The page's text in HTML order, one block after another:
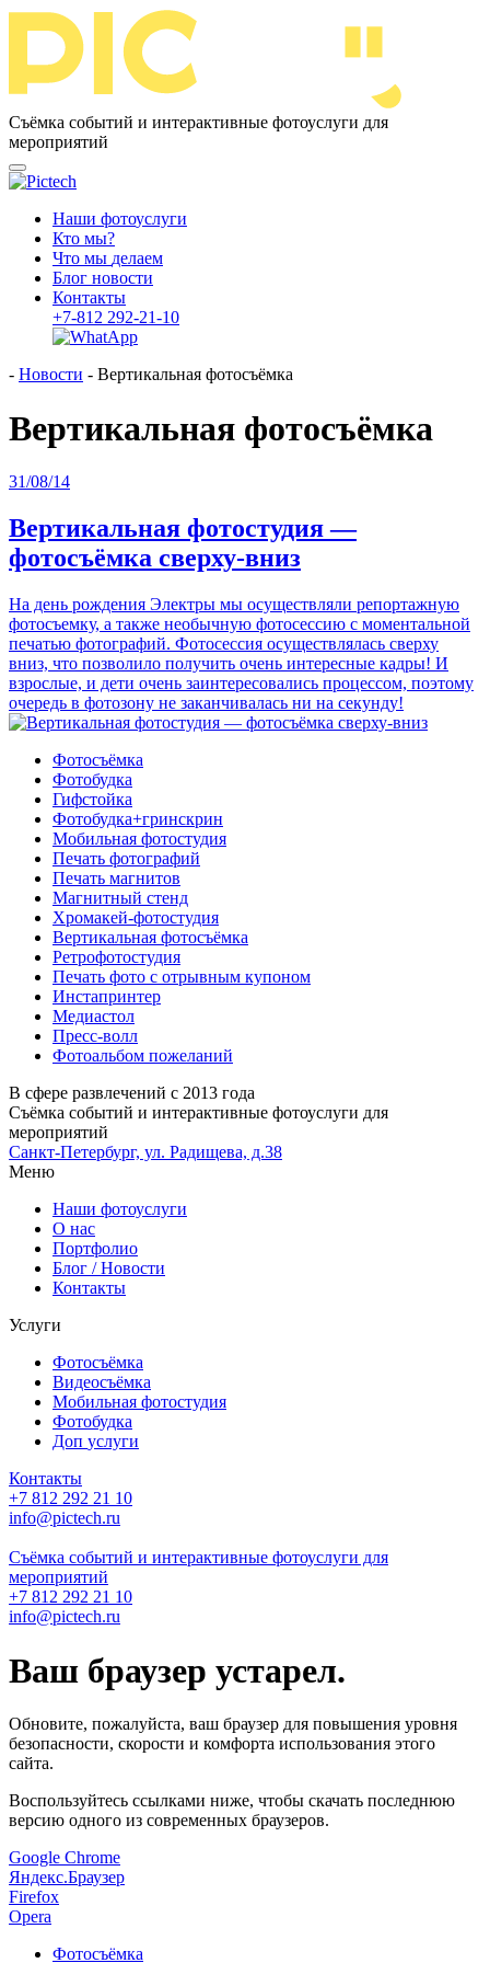
Съёмка событий и интерактивные фотоуслуги для
мероприятий
Наши фотоуслуги
Кто мы?
Что мы делаем
Блог новости
Контакты
+7-812 292-21-10
- Новости - Вертикальная фотосъёмка
Вертикальная фотосъёмка
31/08/14
Вертикальная фотостудия —
фотосъёмка сверху-вниз
На день рождения Электры мы осуществляли репортажную
фотосъемку, а также необычную фотосессию с моментальной
печатью фотографий. Фотосессия осуществлялась сверху
вниз, что позволило получить очень интересные кадры! И
взрослые, и дети очень заинтересовались процессом, поэтому
очередь в фотозону не заканчивалась ни на секунду!
Фотосъёмка
Фотобудка
Гифстойка
Фотобудка+гринскрин
Мобильная фотостудия
Печать фотографий
Печать магнитов
Магнитный стенд
Хромакей-фотостудия
Вертикальная фотосъёмка
Ретрофотостудия
Печать фото с отрывным купоном
Инстапринтер
Медиастол
Пресс-волл
Фотоальбом пожеланий
В сфере развлечений с 2013 года
Съёмка событий и интерактивные фотоуслуги для
мероприятий
Санкт-Петербург, ул. Радищева, д.38
Меню
Наши фотоуслуги
О нас
Портфолио
Блог / Новости
Контакты
Услуги
Фотосъёмка
Видеосъёмка
Мобильная фотостудия
Фотобудка
Доп услуги
Контакты
+7 812 292 21 10
info@pictech.ru
Съёмка событий и интерактивные фотоуслуги для
мероприятий
+7 812 292 21 10
info@pictech.ru
Ваш браузер устарел.
Обновите, пожалуйста, ваш браузер для повышения уровня
безопасности, скорости и комфорта использования этого
сайта.
Воспользуйтесь ссылками ниже, чтобы скачать последнюю
версию одного из современных браузеров.
Google Chrome
Яндекс.Браузер
Firefox
Opera
Фотосъёмка